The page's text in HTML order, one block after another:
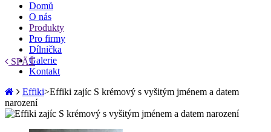
Domů
O nás
Produkty
Pro firmy
Dílnička
Galerie
Kontakt
Effiki>Effiki zajíc S krémový s vyšitým jménem a datem
narození
SPÄŤ